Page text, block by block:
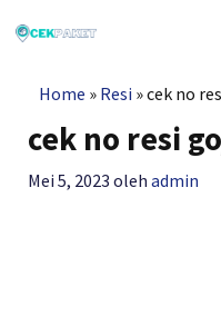
ke
Home » Resi »cek no
cek no resi
Mei 5, 2023 olehadmin